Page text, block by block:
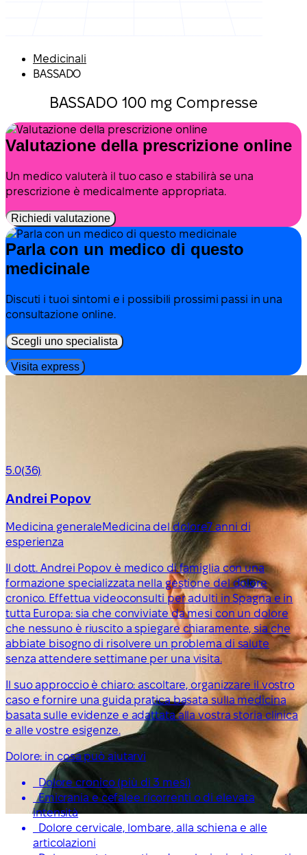
Medicinali
BASSADO
BASSADO 100 mg Compresse
Valutazione della prescrizione online
Un medico valuterà il tuo caso e stabilirà se una
prescrizione è medicalmente appropriata.
Richiedi valutazione
Parla con un medico di questo
medicinale
Discuti i tuoi sintomi e i possibili prossimi passi in una
consultazione online.
Scegli uno specialista
Visita express
5.0(36)
Andrei Popov
Medicina generaleMedicina del dolore7 anni di
esperienza
Il dott. Andrei Popov è medico di famiglia con una
formazione specializzata nella gestione del dolore
cronico. Effettua videoconsulti per adulti in Spagna e in
tutta Europa: sia che conviviate da mesi con un dolore
che nessuno è riuscito a spiegare chiaramente, sia che
abbiate bisogno di risolvere un problema di salute
senza attendere settimane per una visita.
Il suo approccio è chiaro: ascoltare, organizzare il vostro
caso e fornire una guida pratica basata sulla medicina
basata sulle evidenze e adattata alla vostra storia clinica
e alle vostre esigenze.
Dolore: in cosa può aiutarvi
Dolore cronico (più di 3 mesi)
Emicrania e cefalee ricorrenti o di elevata
intensità
Dolore cervicale, lombare, alla schiena e alle
articolazioni